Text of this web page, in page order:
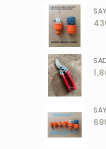
ÖRS
FORGED
ASLAN
MEŞEM
AKGÜN
MOTİP
STR
ERKUL